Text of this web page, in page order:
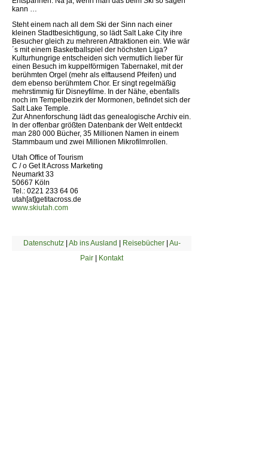
kann …
Steht einem nach all dem Ski der Sinn nach einer
kleinen Stadtbesichtigung, so lädt Salt Lake City ihre
Besucher gleich zu mehreren Attraktionen ein. Wie wär
´s mit einem Basketballspiel der höchsten Liga?
Kulturhungrige entscheiden sich vermutlich lieber für
einen Besuch im kuppelförmigen Tabernakel, mit der
berühmten Orgel (mehr als elftausend Pfeifen) und
dem ebenso berühmtem Chor. Er singt regelmäßig
mehrstimmig für Disneyfilme. In der Nähe, ebenfalls
noch im Tempelbezirk der Mormonen, befindet sich der
Salt Lake Temple.
Zur Ahnenforschung lädt das genealogische Archiv ein.
In der offenbar größten Datenbank der Welt entdeckt
man 280 000 Bücher, 35 Millionen Namen in einem
Stammbaum und zwei Millionen Mikrofilmrollen.
Utah Office of Tourism
C / o Get It Across Marketing
Neumarkt 33
50667 Köln
Tel.: 0221 233 64 06
utah[at]getitacross.de
www.skiutah.com
Datenschutz| Ab ins Ausland | Reisebücher| Au-
Pair | Kontakt